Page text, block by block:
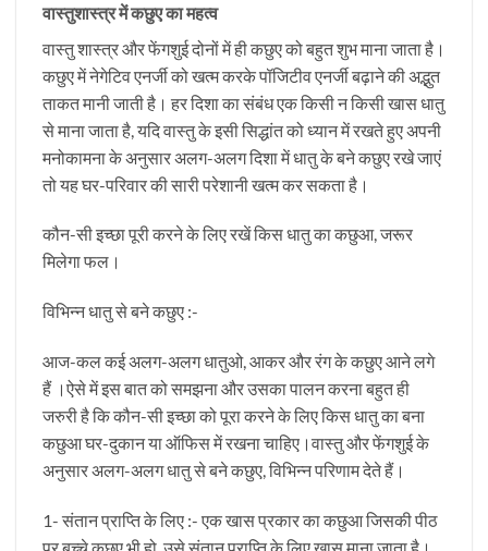
वास्तुशास्त्र में कछुए का महत्व
वास्तु शास्त्र और फेंगशुई दोनों में ही कछुए को बहुत शुभ माना जाता है।
कछुए में नेगेटिव एनर्जी को खत्म करके पॉजिटीव एनर्जी बढ़ाने की अद्भुत
ताकत मानी जाती है। हर दिशा का संबंध एक किसी न किसी खास धातु
से माना जाता है, यदि वास्तु के इसी सिद्धांत को ध्यान में रखते हुए अपनी
मनोकामना के अनुसार अलग-अलग दिशा में धातु के बने कछुए रखे जाएं
तो यह घर-परिवार की सारी परेशानी खत्म कर सकता है।
कौन-सी इच्छा पूरी करने के लिए रखें किस धातु का कछुआ, जरूर
मिलेगा फल।
विभिन्न धातु से बने कछुए :-
आज-कल कई अलग-अलग धातुओ, आकर और रंग के कछुए आने लगे
हैं ।ऐसे में इस बात को समझना और उसका पालन करना बहुत ही
जरुरी है कि कौन-सी इच्छा को पूरा करने के लिए किस धातु का बना
कछुआ घर-दुकान या ऑफिस में रखना चाहिए।वास्तु और फेंगशुई के
अनुसार अलग-अलग धातु से बने कछुए, विभिन्न परिणाम देते हैं।
1- संतान प्राप्ति के लिए :- एक खास प्रकार का कछुआ जिसकी पीठ